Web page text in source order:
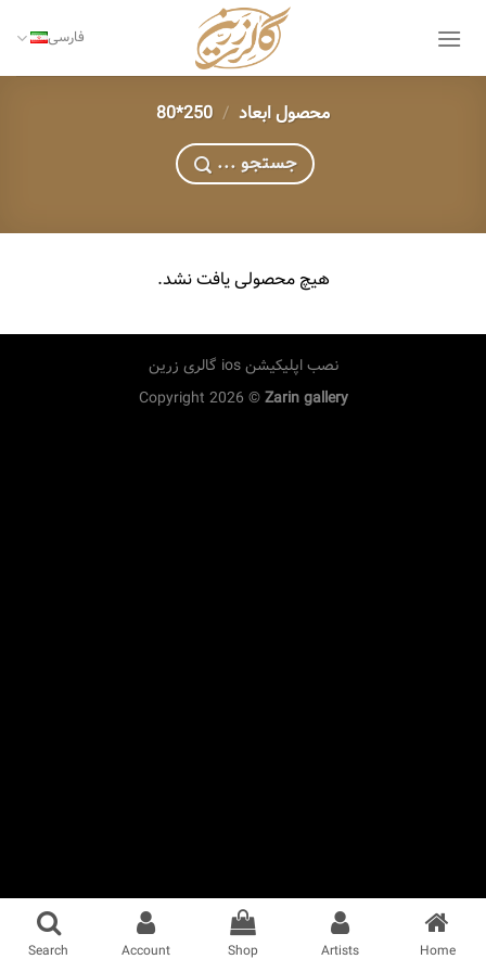
فارسی
محصول ابعاد /
250*80
... جستجو
هیچ محصولی یافت نشد.
نصب اپلیکیشن ios گالری زرین
Copyright 2026 ©Zarin gallery
Home
Artists
Shop
Account
Search